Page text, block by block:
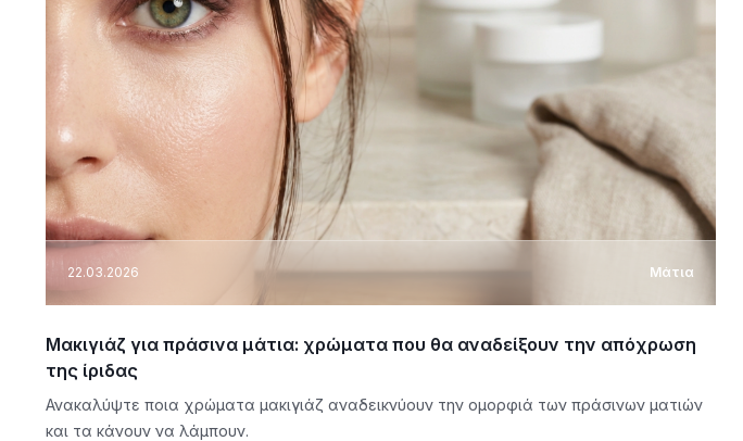
22.03.2026 Μάτια
Μακιγιάζ για πράσινα μάτια: χρώματα που θα αναδείξουν την απόχρωση
της ίριδας
Ανακαλύψτε ποια χρώματα μακιγιάζ αναδεικνύουν την ομορφιά των πράσινων ματιών
και τα κάνουν να λάμπουν.